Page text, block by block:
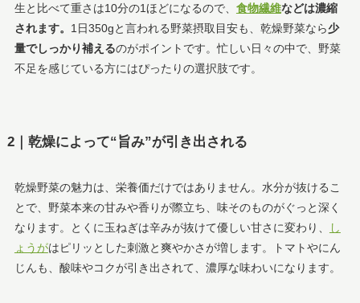
生と比べて重さは10分の1ほどになるので、 食物繊維などは濃縮
されます。 1日350gと言われる野菜摂取目安も、乾燥野菜なら少
量でしっかり補えるのがポイントです。忙しい日々の中で、野菜
不足を感じている方にはぴったりの選択肢です。
2｜乾燥によって“旨み”が引き出される
乾燥野菜の魅力は、栄養価だけではありません。水分が抜けるこ
とで、野菜本来の甘みや香りが際立ち、味そのものがぐっと深く
なります。とくに玉ねぎは辛みが抜けて優しい甘さに変わり、
し
ょうがはピリッとした刺激と爽やかさが増します。トマトやにん
じんも、酸味やコクが引き出されて、濃厚な味わいになります。